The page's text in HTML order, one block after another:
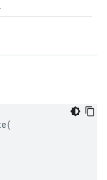
(